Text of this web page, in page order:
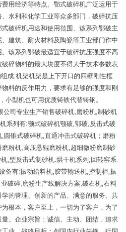
用经济等特点。鄂式破碎机广泛运用于
水利和化学工业等众多部门，破碎抗压
破碎机用途和使用范围、该系列鄂破主
建筑、耐火材料及陶瓷等工业部门作中
该系列鄂破最适宜于破碎抗压强度不高
碎物料的最大块度不得大于技术参数表
成.机架机架是上下开口的四壁刚性框
料的反作用力，要求有足够的强度和刚
小型机也可用优质铸铁代替铸钢。
公司专业生产销售破碎机,磨粉机,制砂机
系列有:颚式破碎机颚破,鄂破,反击式破
圆锥式破碎机,直通冲击式破碎机；磨粉
粉机,高压悬辊磨粉机,超细微粉磨制砂
,型反击式制砂机.烘干机系列,回转窑系
备有:振动给料机,胶带输送机,控制柜,振
破碎,磨粉生产线解决方案,破石机,石料
的管理、创新的产品、满意的服务、共
根本，客户至上，一切为了客户，为了
。企业宗旨：诚信、主动、团结，追求